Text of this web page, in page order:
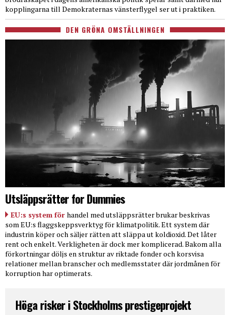
kopplingarna till Demokraternas vänsterflygel ser ut i praktiken.
DEN GRÖNA OMSTÄLLNINGEN
Utsläppsrätter for Dummies
EU:s system för handel med utsläppsrätter brukar beskrivas
som EU:s flaggskeppsverktyg för klimatpolitik. Ett system där
industrin köper och säljer rätten att släppa ut koldioxid. Det låter
rent och enkelt. Verkligheten är dock mer komplicerad. Bakom alla
förkortningar döljs en struktur av riktade fonder och korsvisa
relationer mellan branscher och medlemsstater där jordmånen för
korruption har optimerats.
Höga risker i Stockholms prestigeprojekt